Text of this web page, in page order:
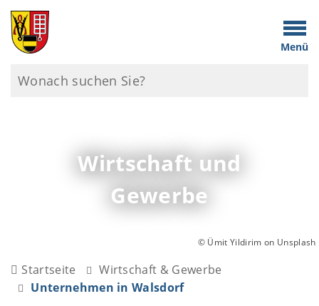
Menü
Wirtschaft und
Gewerbe
© Ümit Yildirim on Unsplash
Startseite
Wirtschaft & Gewerbe
Unternehmen in Walsdorf